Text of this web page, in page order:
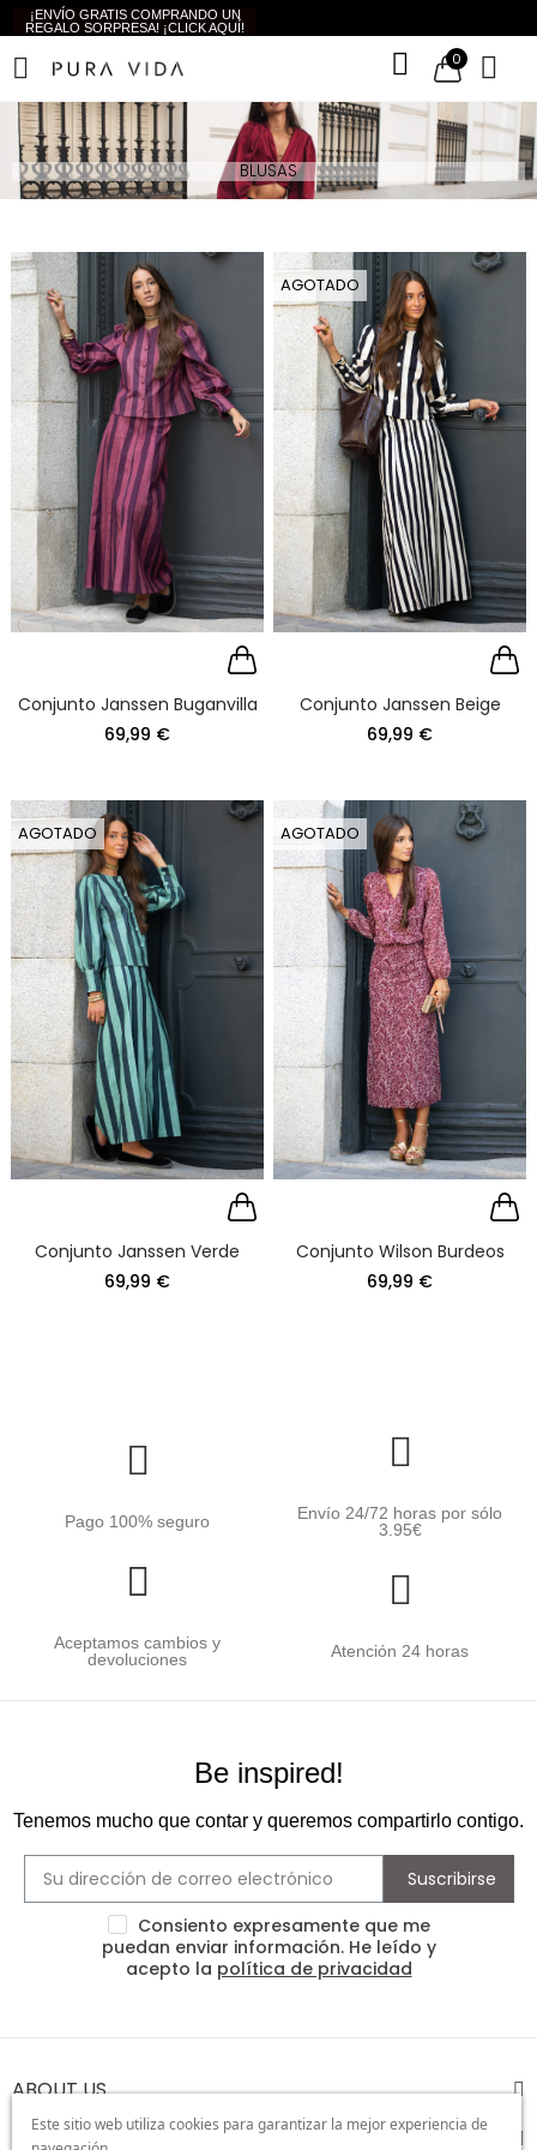
¡ENVÍO GRATIS COMPRANDO UN
REGALO SORPRESA! ¡CLICK AQUÍ!
0
BLUSAS
Conjunto Janssen Buganvilla
69,99 €
AGOTADO
Conjunto Janssen Beige
69,99 €
AGOTADO
Conjunto Janssen Verde
69,99 €
AGOTADO
Conjunto Wilson Burdeos
69,99 €
Este sitio web utiliza cookies para garantizar la mejor experiencia de
Pago 100% seguro
Envío 24/72 horas por sólo
3.95€
Aceptamos cambios y
devoluciones
Atención 24 horas
Be inspired!
Tenemos mucho que contar y queremos compartirlo contigo.
Suscribirse
Consiento expresamente que me
puedan enviar información. He leído y
acepto la política de privacidad
ABOUT US
ATENCIÓN AL CLIENTE